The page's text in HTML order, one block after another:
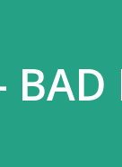
BAD